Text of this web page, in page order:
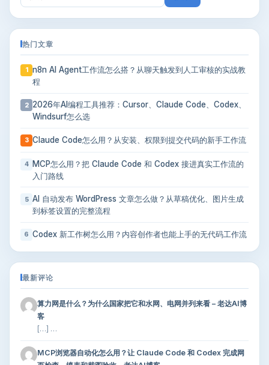
索：
热门文章
1
n8n AI Agent工作流怎么搭？从聊天触发到人工审核的实战教
程
2 2026年AI编程工具推荐：Cursor、Claude Code、Codex、
Windsurf怎么选
3 Claude Code怎么用？从安装、权限到提交代码的新手工作流
4 MCP怎么用？把 Claude Code 和 Codex 接进真实工作流的
入门路线
5 AI 自动发布 WordPress 文章怎么做？从草稿优化、图片生成
到标签设置的完整流程
6 Codex 新工作树怎么用？内容创作者也能上手的无代码工作流
最新评论
算力网是什么？为什么国家把它和水网、电网并列来看 – 老达AI博
客
[…] …
MCP浏览器自动化怎么用？让 Claude Code 和 Codex 完成网